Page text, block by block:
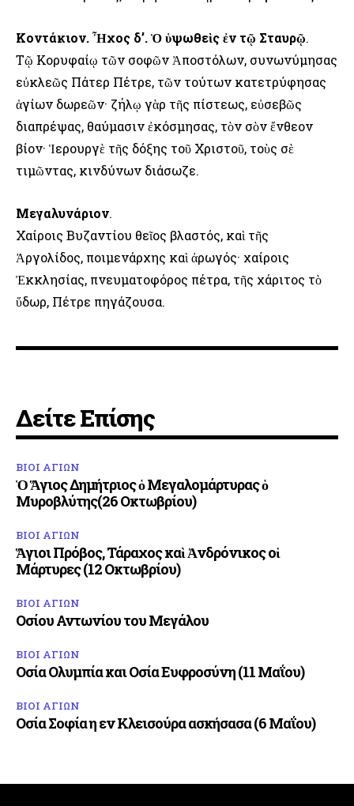
Κοντάκιον. Ἦχος δ’. Ὁ ὑψωθεὶς ἐν τῷ Σταυρῷ.
Τῷ Κορυφαίῳ τῶν σοφῶν Ἀποστόλων, συνωνύμησας
εὐκλεῶς Πάτερ Πέτρε, τῶν τούτων κατετρύφησας
ἁγίων δωρεῶν· ζήλῳ γὰρ τῆς πίστεως, εὐσεβῶς
διαπρέψας, θαύμασιν ἐκόσμησας, τὸν σὸν ἔνθεον
βίον· Ἱερουργὲ τῆς δόξης τοῦ Χριστοῦ, τοὺς σὲ
τιμῶντας, κινδύνων διάσωζε.
Μεγαλυνάριον.
Χαίροις Βυζαντίου θεῖος βλαστός, καὶ τῆς
Ἀργολίδος, ποιμενάρχης καὶ ἀρωγός· χαίροις
Ἐκκλησίας, πνευματοφόρος πέτρα, τῆς χάριτος τὸ
ὕδωρ, Πέτρε πηγάζουσα.
Δείτε Επίσης
ΒΙΟΙ ΑΓΙΩΝ
Ὁ Ἅγιος Δημήτριος ὁ Μεγαλομάρτυρας ὁ
Μυροβλύτης(26 Οκτωβρίου)
ΒΙΟΙ ΑΓΙΩΝ
Ἅγιοι Πρόβος, Τάραχος καὶ Ἀνδρόνικος οἱ
Μάρτυρες (12 Οκτωβρίου)
ΒΙΟΙ ΑΓΙΩΝ
Οσίου Αντωνίου του Μεγάλου
ΒΙΟΙ ΑΓΙΩΝ
Οσία Ολυμπία και Οσία Ευφροσύνη (11 Μαΐου)
ΒΙΟΙ ΑΓΙΩΝ
Οσία Σοφία η εν Κλεισούρα ασκήσασα (6 Μαΐου)